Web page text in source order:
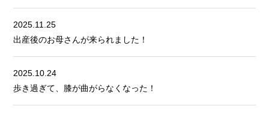
2025.11.25
出産後のお母さんが来られました！
2025.10.24
歩き過ぎて、膝が曲がらなくなった！